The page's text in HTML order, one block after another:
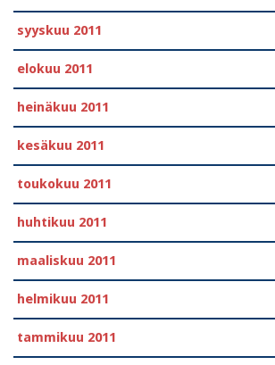
syyskuu 2011
elokuu 2011
heinäkuu 2011
kesäkuu 2011
toukokuu 2011
huhtikuu 2011
maaliskuu 2011
helmikuu 2011
tammikuu 2011